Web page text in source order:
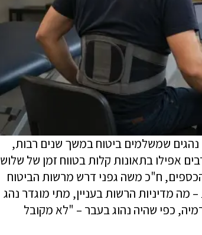
נהגים שמשלמים ביטוח במשך שנים רבות,
אפילו בתאונות קלות בטווח זמן של שלוש
ח"כ משה גפני דרש מרשות הביטוח
מה מדיניות הרשות בעניין, מתי מוגדר נהג
כפי שהיה נהוג בעבר – "לא מקובל